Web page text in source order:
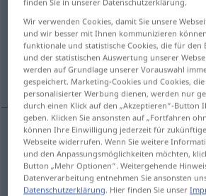
Übersicht aller Übersetzungen
(Für mehr Details die Übersetzung
ломити, кршити, раскидати,
ломити brechen
кршити brechenGesetz, Eid
finden Sie in unserer Datenschutzerklärung.
Wir verwenden Cookies, damit Sie unsere
und wir besser mit Ihnen kommunizieren
funktionale und statistische Cookies, die für den
und der statistischen Auswertung unserer
werden auf Grundlage unserer Vorauswahl
gespeichert. Marketing-Cookies und Cookies,
personalisierter Werbung dienen, werden nur
durch einen Klick auf den „Akzeptieren“-Button
geben. Klicken Sie ansonsten auf „Fortfahren
können Ihre Einwilligung jederzeit für
Webseite widerrufen. Wenn Sie weitere
und den Anpassungsmöglichkeiten möchten,
Button „Mehr Optionen“. Weitergehende
Datenverarbeitung entnehmen Sie ansonsten
Datenschutzerklärung. Hier finden Sie unser